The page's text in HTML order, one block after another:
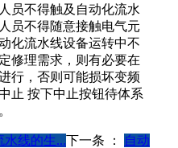
员不得触及自动化流水
员不得随意接触电气元
化流水线设备运转中不
修理需求，则有必要在
行，否则可能损坏变频
止 按下中止按钮待体系
水线的生...下一条 ：
自动